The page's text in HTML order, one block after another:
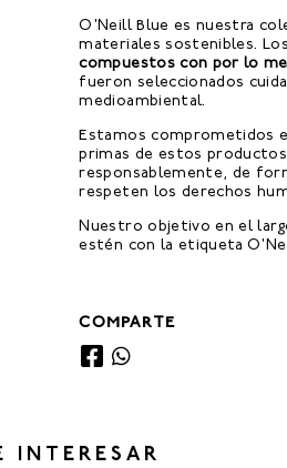
O'Neill Blue es nuestra
materiales sostenibles.
compuestos con por lo
fueron seleccionados
medioambiental.
Estamos comprometidos
primas de estos
responsablemente, de
respeten los derechos
Nuestro objetivo en el
estén con la etiqueta
COMPARTE
INTERESAR